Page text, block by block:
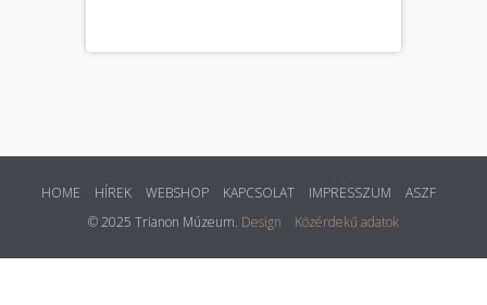
HOME HÍREK WEBSHOP KAPCSOLAT IMPRESSZUM
ASZF
© 2025 Trianon Múzeum. Design Közérdekű adatok